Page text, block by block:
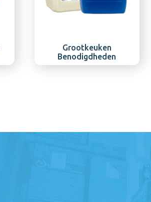
Grootkeuken
Benodigdheden